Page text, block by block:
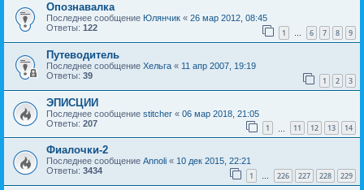
Опознавалка
Последнее сообщение Юлянчик « 26 мар 2012, 08:45
Ответы: 122 1 … 6 7 8 9
Путеводитель
Последнее сообщение Хельга « 11 апр 2007, 19:19
Ответы: 39 1 2 3
ЭПИСЦИИ
Последнее сообщение stitcher « 06 мар 2018, 21:05
Ответы: 207 1 11 12 13 14
Фиалочки-2
Последнее сообщение Annoli « 10 дек 2015, 22:21
Ответы: 3434 1 … 226 227 228 229